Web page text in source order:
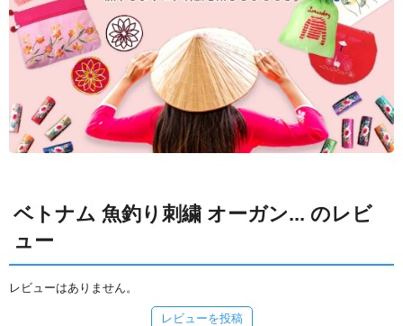
ベトナム 魚釣り刺繍 オーガン... のレビ
ュー
レビューはありません。
レビューを投稿